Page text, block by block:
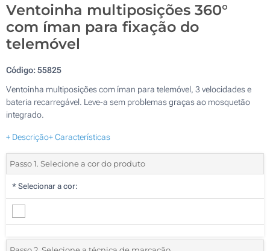
Ventoinha multiposições 360°
com íman para fixação do
telemóvel
Código:55825
Ventoinha multiposições com íman para telemóvel, 3 velocidades e
bateria recarregável. Leve-a sem problemas graças ao mosquetão
integrado.
+ Descrição+ Características
Passo 1. Selecione a cor do produto
* Selecionar a cor: